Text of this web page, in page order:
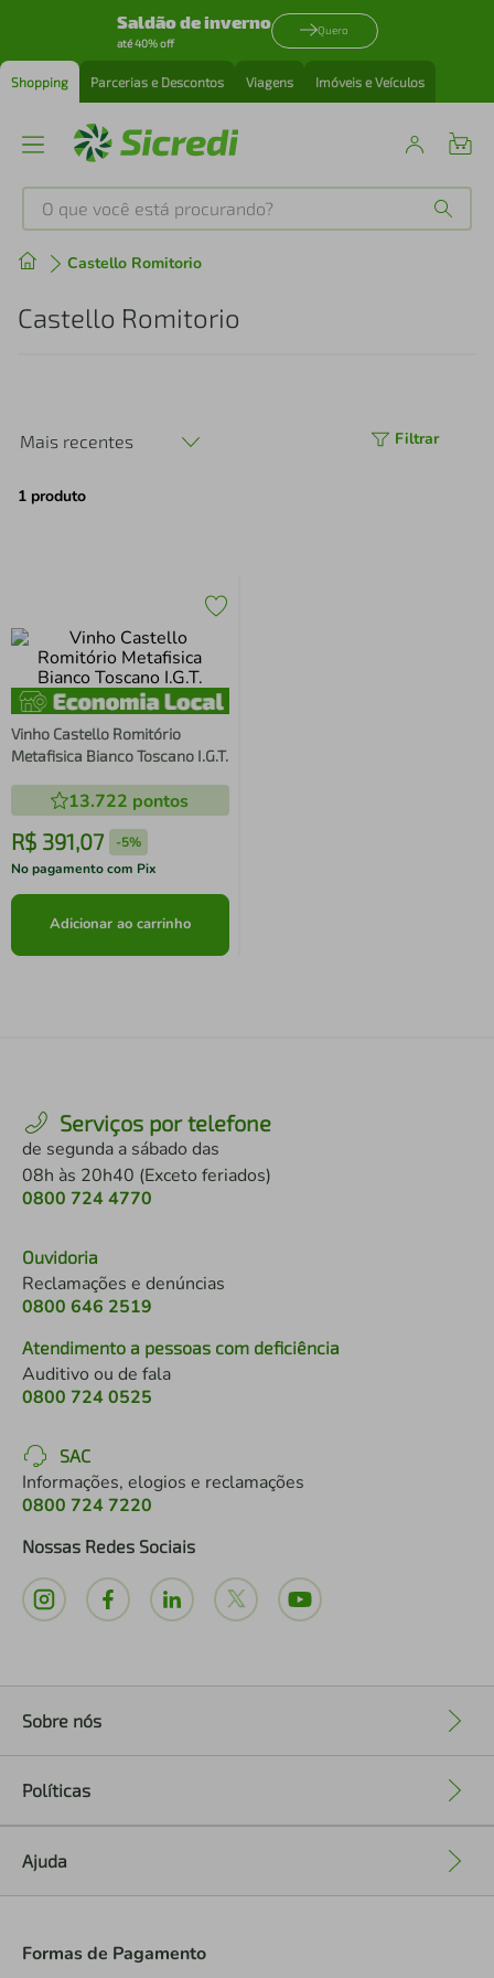
Saldão de inverno
até 40% off
Quero
Shopping Parcerias e Descontos Viagens Imóveis e Veículos
O que você está procurando?
Castello Romitorio
Castello Romitorio
Mais recentes Filtrar
1 produto
Vinho Castello Romitório
Metafisica Bianco Toscano I.G.T.
13.722 pontos
R$ 391,07 -5%
No pagamento com Pix
Adicionar ao carrinho
Serviços por telefone
de segunda a sábado das
08h às 20h40 (Exceto feriados)
0800 724 4770
Ouvidoria
Reclamações e denúncias
0800 646 2519
Atendimento a pessoas com deficiência
Auditivo ou de fala
0800 724 0525
SAC
Informações, elogios e reclamações
0800 724 7220
Nossas Redes Sociais
Sobre nós
Políticas
Ajuda
Formas de Pagamento
Produtos mais buscados
º tenis
perfume
4º